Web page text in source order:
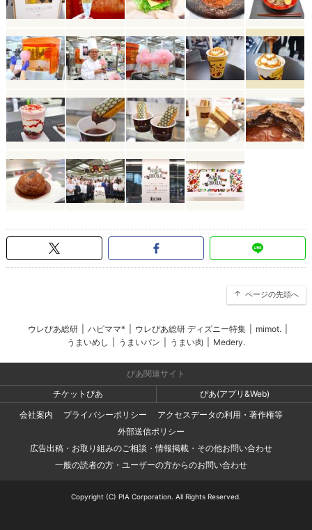
ページの先頭へ
ウレぴあ総研 ハピママ* ウレぴあ総研 ディズニー特集 mimot.
うまいめし
うまいパン うまい肉 Medery.
ぴあ関連サイト
チケットぴあ
ぴあ(アプリ&Web)
会社案内
プライバシーポリシー
アクセスデータの利用・著作権等
外部送信ポリシー
広告出稿・お取り組みのご相談・情報掲載・その他お問い合わせ
一般の読者の方・ユーザーの方からのお問い合わせ
Copyright (C) PIA Corporation. All Rights Reserved.